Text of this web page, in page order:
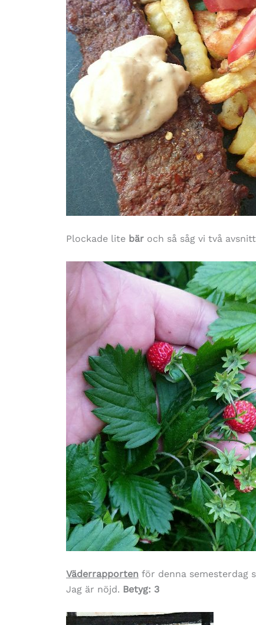
Plockade lite bär och så såg vi två avsnitt
Väderrapporten för denna semesterdag
Jag är nöjd. Betyg: 3